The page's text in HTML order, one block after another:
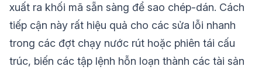
xuất ra khối mã sẵn sàng để sao chép-dán. Cách
tiếp cận này rất hiệu quả cho các sửa lỗi nhanh
trong các đợt chạy nước rút hoặc phiên tái cấu
trúc, biến các tập lệnh hỗn loạn thành các tài sản